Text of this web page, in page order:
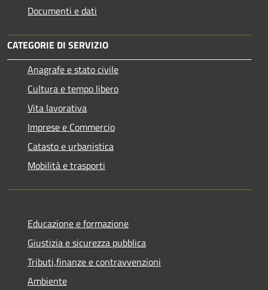
Documenti e dati
CATEGORIE DI SERVIZIO
Anagrafe e stato civile
Cultura e tempo libero
Vita lavorativa
Imprese e Commercio
Catasto e urbanistica
Mobilità e trasporti
Educazione e formazione
Giustizia e sicurezza pubblica
Tributi,finanze e contravvenzioni
Ambiente